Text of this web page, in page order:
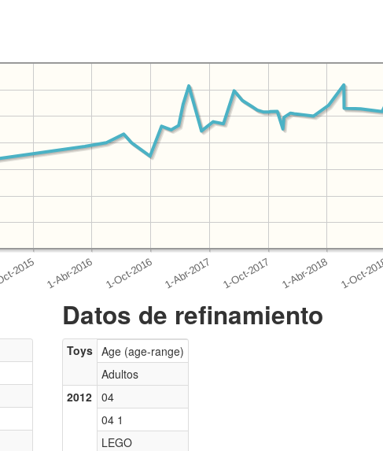
Datos de refinamiento
Toys Age (age-range)
Adultos
2012
04
04 1
LEGO